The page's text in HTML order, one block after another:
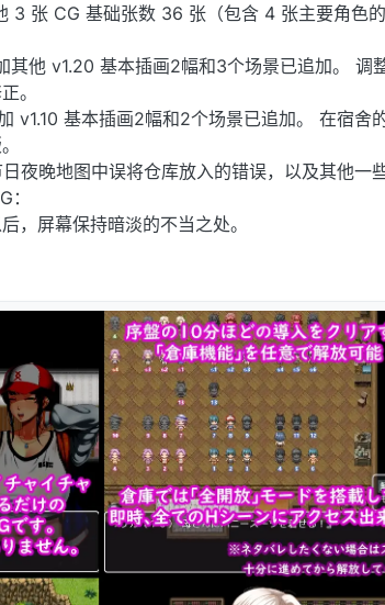
3 张 CG 基础张数 36 张（包含 4 张主要角色
他 v1.20 基本插画2幅和3个场景已追加。 调
。
v1.10 基本插画2幅和2个场景已追加。 在宿舍
夜晚地图中误将仓库放入的错误，以及其他一
，屏幕保持暗淡的不当之处。